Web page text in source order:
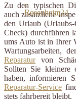
Zu den typischen
auch zusätzliche
den Urlaub
Check) durchführen
ums Auto ist in Ihrer
Wartungsarbeiten,
Reparaturvon
Sollten Sie kleinere
haben, informieren
Reparatur-Service
stets fahrbereit bleibt.